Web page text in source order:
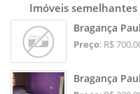
Imóveis semelhantes
Bragança
Preço: R$
Bragança